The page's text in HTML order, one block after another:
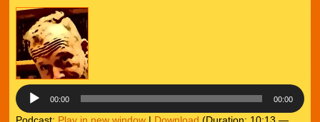
00:00 00:00